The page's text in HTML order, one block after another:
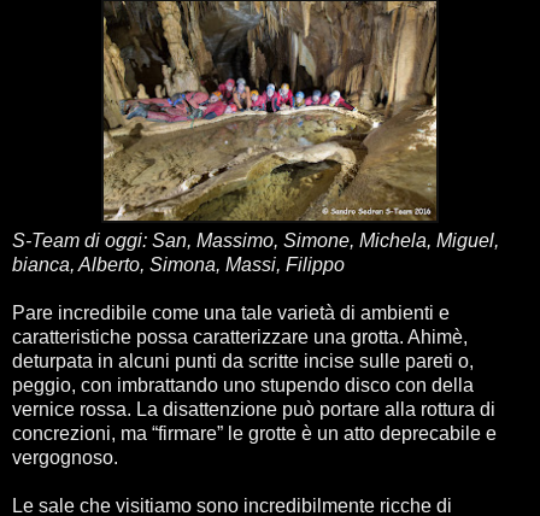
S-Team di oggi: San, Massimo, Simone, Michela, Miguel,
bianca, Alberto, Simona, Massi, Filippo
Pare incredibile come una tale varietà di ambienti e
caratteristiche possa caratterizzare una grotta. Ahimè,
deturpata in alcuni punti da scritte incise sulle pareti o,
peggio, con imbrattando uno stupendo disco con della
vernice rossa. La disattenzione può portare alla rottura di
concrezioni, ma “firmare” le grotte è un atto deprecabile e
vergognoso.
Le sale che visitiamo sono incredibilmente ricche di